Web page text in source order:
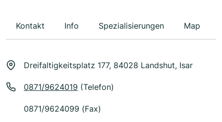
Kontakt Info Spezialisierungen Map
Dreifaltigkeitsplatz 177, 84028 Landshut, Isar
0871/9624019 (Telefon)
0871/9624099 (Fax)